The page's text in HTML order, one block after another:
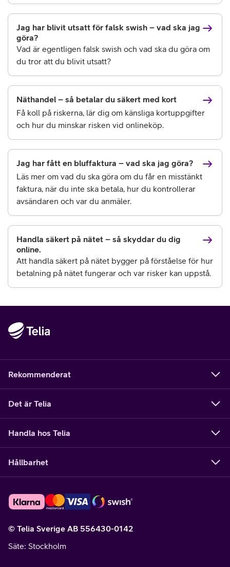
Jag har blivit utsatt för falsk swish – vad ska jag
göra?
Vad är egentligen falsk swish och vad ska du göra om
du tror att du blivit utsatt?
Näthandel – så betalar du säkert med kort
Få koll på riskerna, lär dig om känsliga kortuppgifter
och hur du minskar risken vid onlineköp.
Jag har fått en bluffaktura – vad ska jag göra?
Läs mer om vad du ska göra om du får en misstänkt
faktura, när du inte ska betala, hur du kontrollerar
avsändaren och var du anmäler.
Handla säkert på nätet – så skyddar du dig
online.
Att handla säkert på nätet bygger på förståelse för hur
betalning på nätet fungerar och var risker kan uppstå.
Rekommenderat
Det är Telia
Handla hos Telia
Hållbarhet
© Telia Sverige AB 556430-0142
Säte: Stockholm